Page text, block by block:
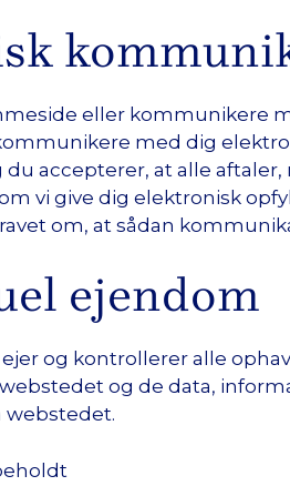
eller kommunikere
med dig
du accepterer, at alle
vi give dig elektronisk
om, at sådan
ejendom
ejer og kontrollerer alle
og de data,